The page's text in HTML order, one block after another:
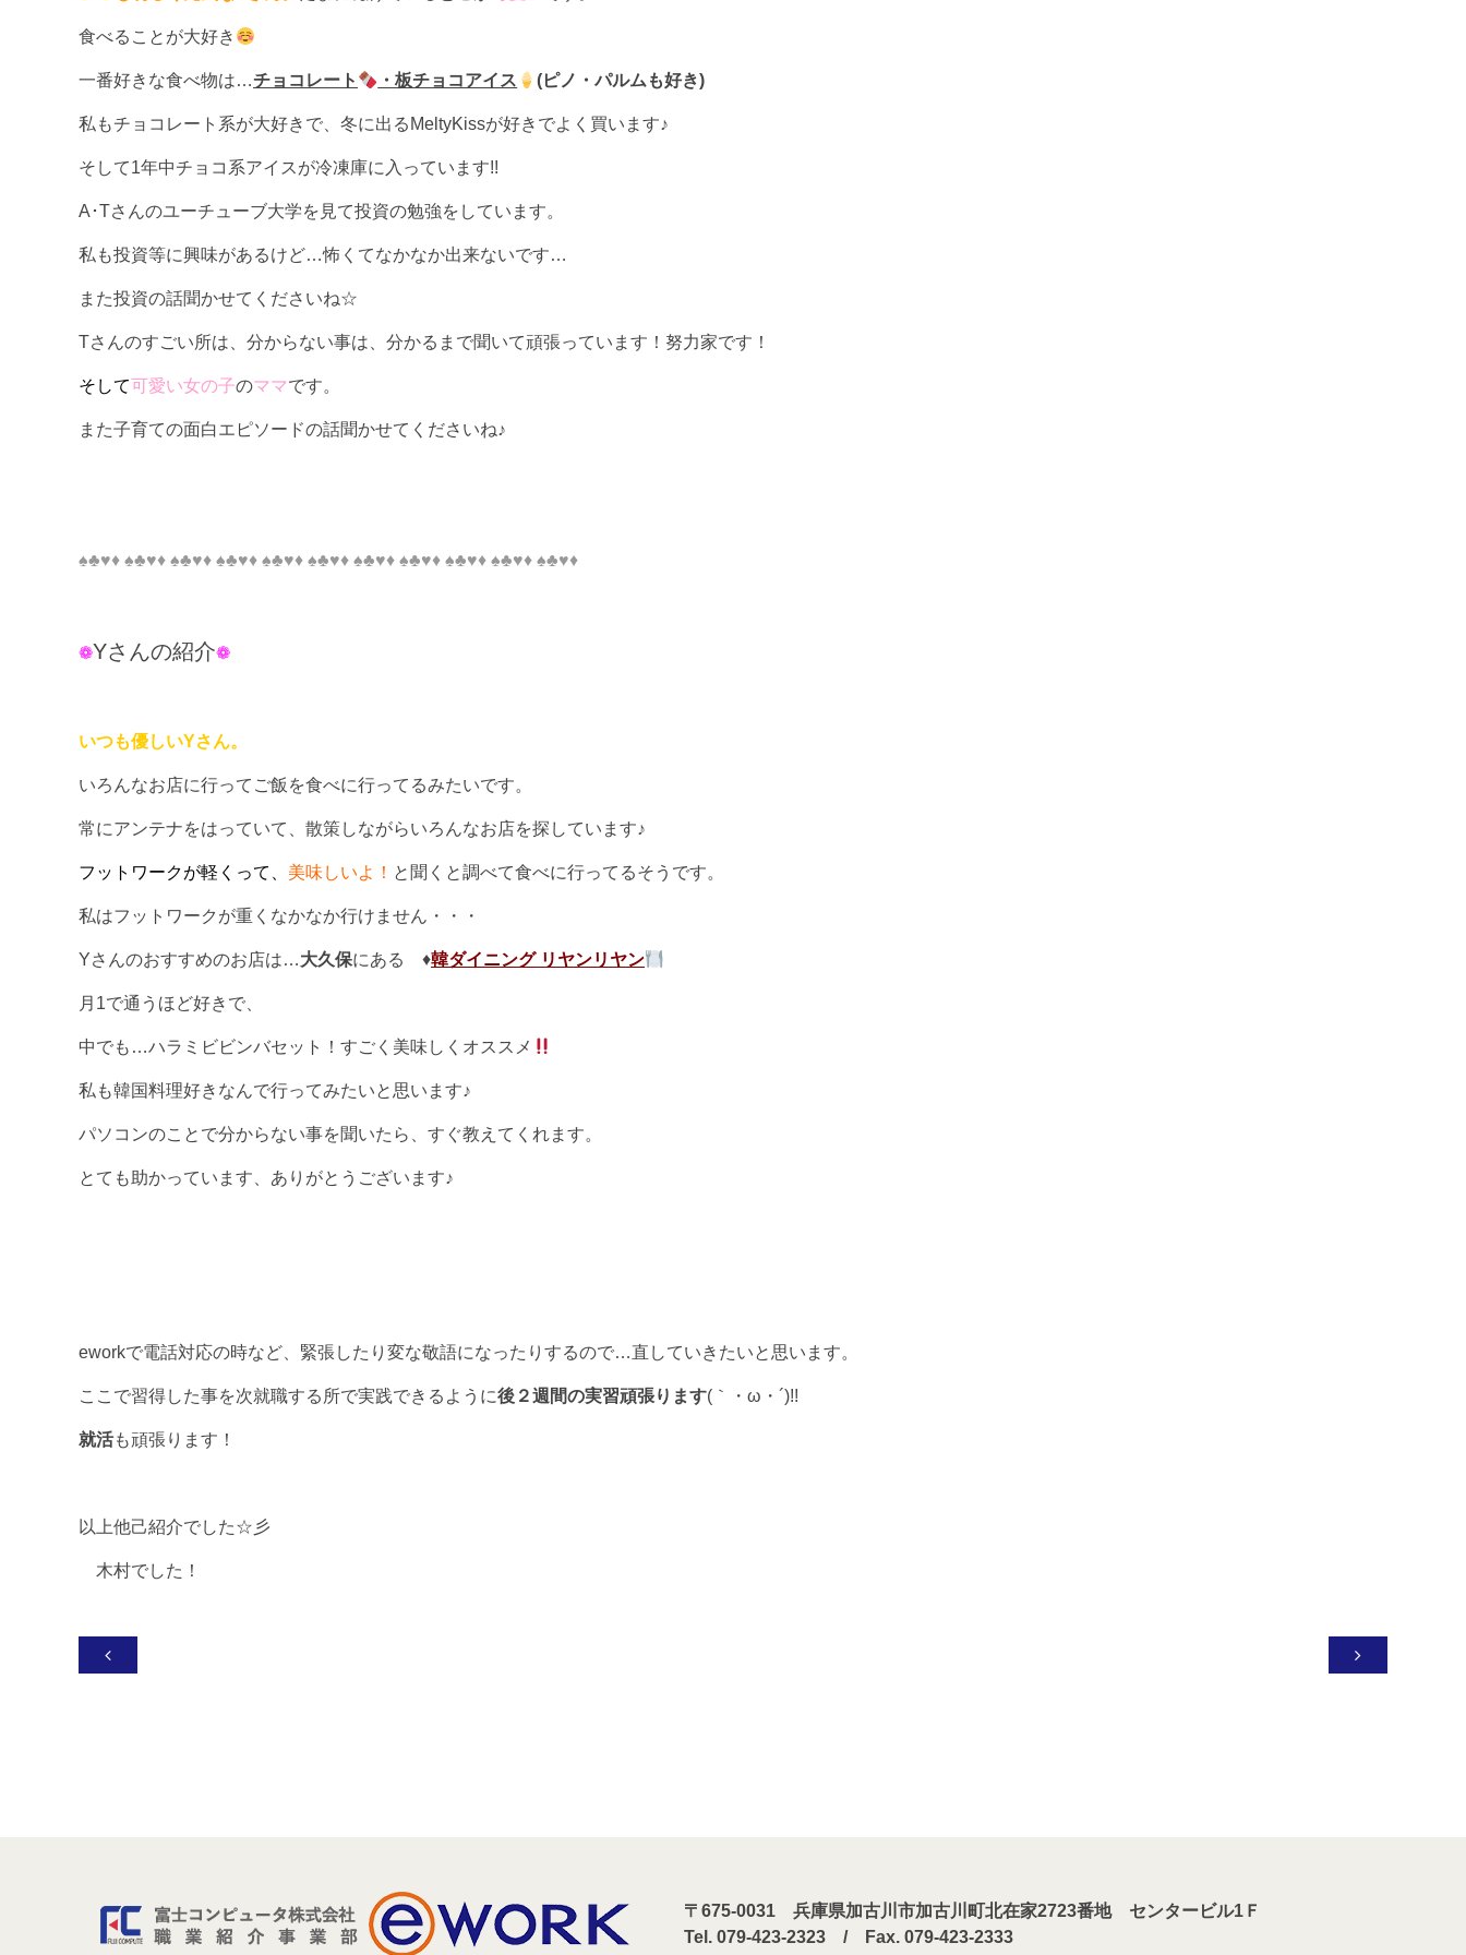
食べることが大好き
一番好きな食べ物は…チョコレート ・板チョコアイス (ピノ・パルムも好き)
私もチョコレート系が大好きで、冬に出るMeltyKissが好きでよく買います♪
そして1年中チョコ系アイスが冷凍庫に入っています!!
A･Tさんのユーチューブ大学を見て投資の勉強をしています。
私も投資等に興味があるけど…怖くてなかなか出来ないです…
また投資の話聞かせてくださいね☆
Tさんのすごい所は、分からない事は、分かるまで聞いて頑張っています！努力家です！
そして可愛い女の子のママです。
また子育ての面白エピソードの話聞かせてくださいね♪
♠♣♥♦ ♠♣♥♦ ♠♣♥♦ ♠♣♥♦ ♠♣♥♦ ♠♣♥♦ ♠♣♥♦ ♠♣♥♦ ♠♣♥♦ ♠♣♥♦ ♠♣♥♦
❁Yさんの紹介❁
いつも優しいYさん。
いろんなお店に行ってご飯を食べに行ってるみたいです。
常にアンテナをはっていて、散策しながらいろんなお店を探しています♪
フットワークが軽くって、 美味しいよ！ と聞くと調べて食べに行ってるそうです。
私はフットワークが重くなかなか行けません・・・
Yさんのおすすめのお店は…大久保にある ♦韓ダイニング リヤンリヤン
月1で通うほど好きで、
中でも…ハラミビビンバセット！すごく美味しくオススメ
私も韓国料理好きなんで行ってみたいと思います♪
パソコンのことで分からない事を聞いたら、すぐ教えてくれます。
とても助かっています、ありがとうございます♪
eworkで電話対応の時など、緊張したり変な敬語になったりするので…直していきたいと思います。
ここで習得した事を次就職する所で実践できるように後２週間の実習頑張ります(｀・ω・´)!!
就活も頑張ります！
以上他己紹介でした☆彡
木村でした！
 
〒675-0031 兵庫県加古川市加古川町北在家2723番地 センタービル1Ｆ
Tel. 079-423-2323 / Fax. 079-423-2333